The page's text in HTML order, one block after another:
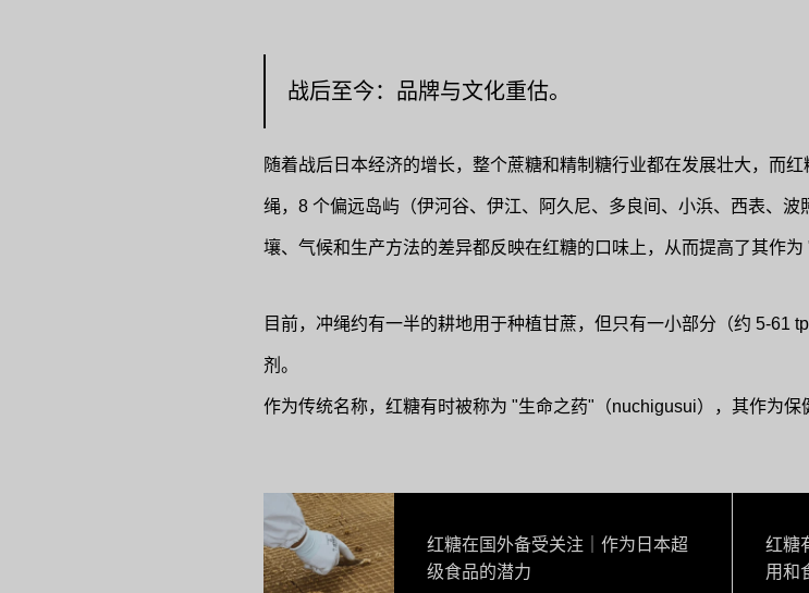
战后至今：品牌与文化重估。
随着战后日本经济的增长，整个蔗糖和精制糖行业都在发展壮大，而
绳，8 个偏远岛屿（伊河谷、伊江、阿久尼、多良间、小浜、西表、
壤、气候和生产方法的差异都反映在红糖的口味上，从而提高了其作为
目前，冲绳约有一半的耕地用于种植甘蔗，但只有一小部分（约 5-61
剂。
作为传统名称，红糖有时被称为 "生命之药"（nuchigusui），其作为保
红糖在国外备受关注｜作为日本超
级食品的潜力
红糖
用和